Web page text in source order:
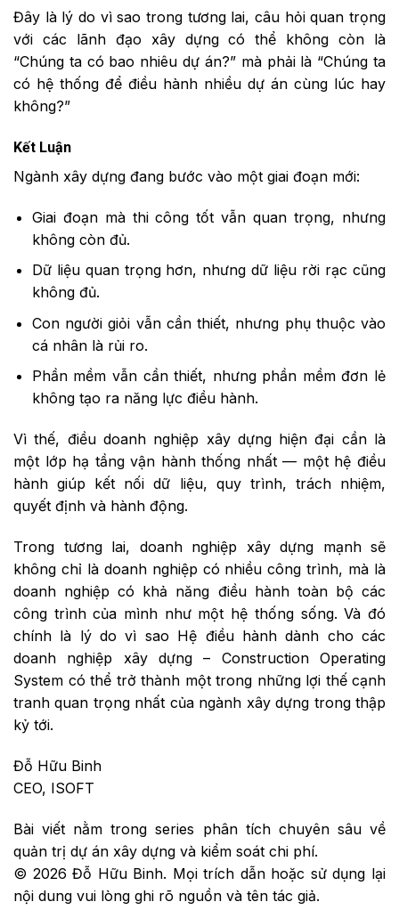
Đây là lý do vì sao trong tương lai, câu hỏi quan trọng
với các lãnh đạo xây dựng có thể không còn là
“Chúng ta có bao nhiêu dự án?” mà phải là “Chúng ta
có hệ thống để điều hành nhiều dự án cùng lúc hay
không?”
Kết Luận
Ngành xây dựng đang bước vào một giai đoạn mới:
Giai đoạn mà thi công tốt vẫn quan trọng, nhưng
không còn đủ.
Dữ liệu quan trọng hơn, nhưng dữ liệu rời rạc cũng
không đủ.
Con người giỏi vẫn cần thiết, nhưng phụ thuộc vào
cá nhân là rủi ro.
Phần mềm vẫn cần thiết, nhưng phần mềm đơn lẻ
không tạo ra năng lực điều hành.
Vì thế, điều doanh nghiệp xây dựng hiện đại cần là
một lớp hạ tầng vận hành thống nhất — một hệ điều
hành giúp kết nối dữ liệu, quy trình, trách nhiệm,
quyết định và hành động.
Trong tương lai, doanh nghiệp xây dựng mạnh sẽ
không chỉ là doanh nghiệp có nhiều công trình, mà là
doanh nghiệp có khả năng điều hành toàn bộ các
công trình của mình như một hệ thống sống. Và đó
chính là lý do vì sao Hệ điều hành dành cho các
doanh nghiệp xây dựng – Construction Operating
System có thể trở thành một trong những lợi thế cạnh
tranh quan trọng nhất của ngành xây dựng trong thập
kỷ tới.
Đỗ Hữu Binh
CEO, ISOFT
Bài viết nằm trong series phân tích chuyên sâu về
quản trị dự án xây dựng và kiểm soát chi phí.
© 2026 Đỗ Hữu Binh. Mọi trích dẫn hoặc sử dụng lại
nội dung vui lòng ghi rõ nguồn và tên tác giả.